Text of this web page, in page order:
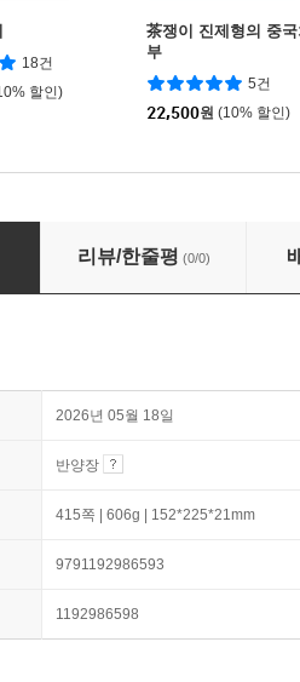
18건
할인)
茶쟁이 진제형의 중
부
5건
22,500원 (10% 할인)
리뷰/한줄평 (0/0)
2026년 05월 18일
반양장
415쪽 | 606g | 152*225*21mm
9791192986593
1192986598